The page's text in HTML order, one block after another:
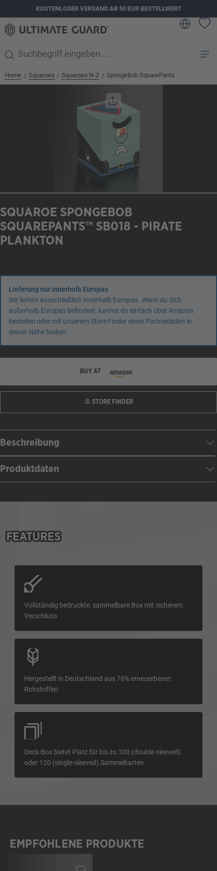
springenKOSTENLOSER VERSAND AB 50 EUR BESTELLWERT
Home / Squaroes / Squaroes N-Z / SpongeBob SquarePants
SQUAROE SPONGEBOB
SQUAREPANTS™ SB018 - PIRATE
PLANKTON
Lieferung nur innerhalb Europas
Wir liefern ausschließlich innerhalb Europas. Wenn du dich
außerhalb Europas befindest, kannst du einfach über Amazon
bestellen oder mit unserem Store Finder einen Partnerladen in
deiner Nähe finden!
BUY AT
STORE FINDER
Beschreibung
Produktdaten
FEATURES
Vollständig bedruckte, sammelbare Box mit sicherem
Verschluss
Hergestellt in Deutschland aus 78% erneuerbaren
Rohstoffen
Deck-Box bietet Platz für bis zu 100 (double-sleeved)
oder 120 (single-sleeved) Sammelkarten
Produktgalerie überspringen
EMPFOHLENE PRODUKTE